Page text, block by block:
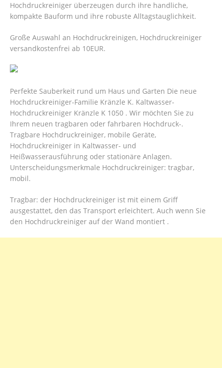
Hochdruckreiniger überzeugen durch ihre handliche,
kompakte Bauform und ihre robuste Alltagstauglichkeit.
Große Auswahl an Hochdruckreinigen, Hochdruckreiniger
versandkostenfrei ab 10EUR.
Perfekte Sauberkeit rund um Haus und Garten Die neue
Hochdruckreiniger-Familie Kränzle K. Kaltwasser-
Hochdruckreiniger Kränzle K 1050 . Wir möchten Sie zu
Ihrem neuen tragbaren oder fahrbaren Hochdruck-.
Tragbare Hochdruckreiniger, mobile Geräte,
Hochdruckreiniger in Kaltwasser- und
Heißwasserausführung oder stationäre Anlagen.
Unterscheidungsmerkmale Hochdruckreiniger: tragbar,
mobil.
Tragbar: der Hochdruckreiniger ist mit einem Griff
ausgestattet, den das Transport erleichtert. Auch wenn Sie
den Hochdruckreiniger auf der Wand montiert .